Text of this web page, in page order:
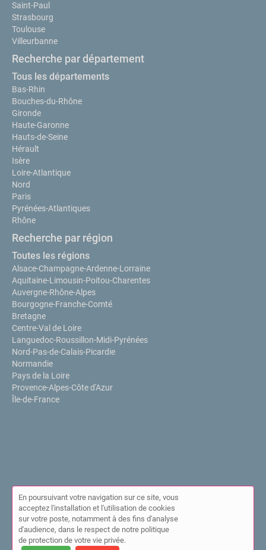
Saint-Paul
Strasbourg
Toulouse
Villeurbanne
Recherche par département
Tous les départements
Bas-Rhin
Bouches-du-Rhône
Gironde
Haute-Garonne
Hauts-de-Seine
Hérault
Isère
Loire-Atlantique
Nord
Paris
Pyrénées-Atlantiques
Rhône
Recherche par région
Toutes les régions
Alsace-Champagne-Ardenne-Lorraine
Aquitaine-Limousin-Poitou-Charentes
Auvergne-Rhône-Alpes
Bourgogne-Franche-Comté
Bretagne
Centre-Val de Loire
Languedoc-Roussillon-Midi-Pyrénées
Nord-Pas-de-Calais-Picardie
Normandie
Pays de la Loire
Provence-Alpes-Côte d'Azur
Île-de-France
© Annuaire de l'IPPP 2026 |Plan du site|Mon compte
Mentions légales|Cookies
En poursuivant votre navigation sur ce site, vous
acceptez l'installation et l'utilisation de cookies
sur votre poste, notamment à des fins d'analyse
d'audience, dans le respect de notre politique
de protection de votre vie privée.